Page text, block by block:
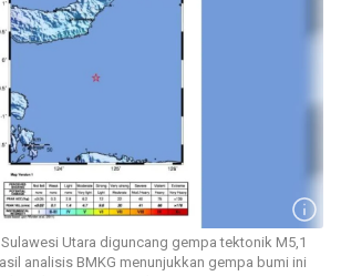
Utara diguncang gempa tektonik M5,1
analisis BMKG menunjukkan gempa bumi ini